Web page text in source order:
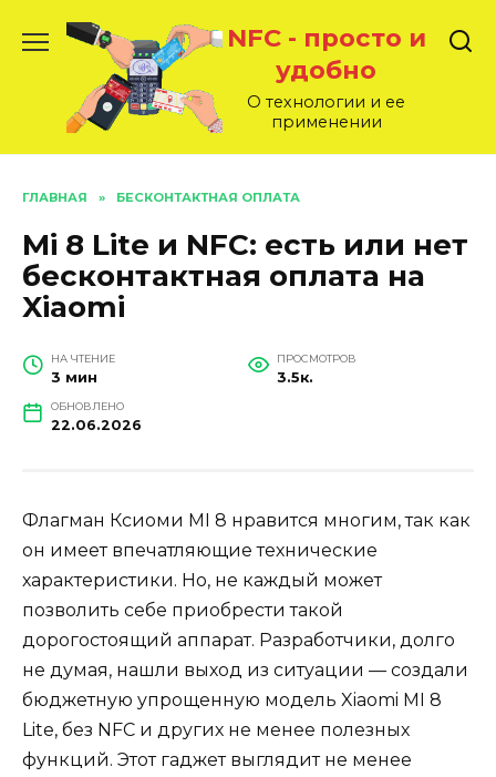
содержанию
NFC - просто и
удобно
О технологии и ее
применении
ГЛАВНАЯ » БЕСКОНТАКТНАЯ ОПЛАТА
Mi 8 Lite и NFC: есть или нет
бесконтактная оплата на
Xiaomi
НА ЧТЕНИЕ
3 мин
ПРОСМОТРОВ
3.5к.
ОБНОВЛЕНО
22.06.2026
Флагман Ксиоми MI 8 нравится многим, так как
он имеет впечатляющие технические
характеристики. Но, не каждый может
позволить себе приобрести такой
дорогостоящий аппарат. Разработчики, долго
не думая, нашли выход из ситуации — создали
бюджетную упрощенную модель Xiaomi MI 8
Lite, без NFC и других не менее полезных
функций. Этот гаджет выглядит не менее